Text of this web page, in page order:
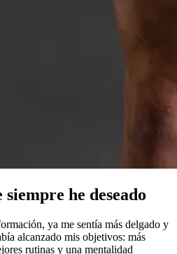
he deseado
ya me sentía más delgado y
alcanzado mis objetivos: más
rutinas y una mentalidad